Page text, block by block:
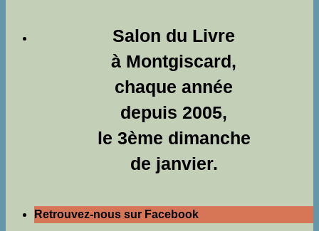
Salon du Livre
à Montgiscard,
chaque année
depuis 2005,
le 3ème dimanche
de janvier.
Retrouvez-nous sur Facebook